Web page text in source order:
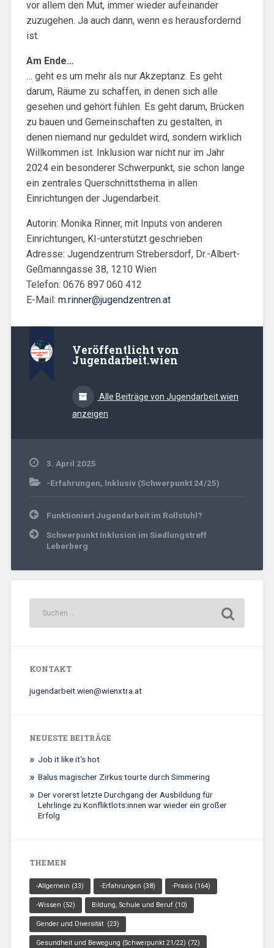
vor allem den Mut, immer wieder aufeinander
zuzugehen. Ja auch dann, wenn es herausfordernd
ist.
Am Ende…
… geht es um mehr als nur Akzeptanz. Es geht
darum, Räume zu schaffen, in denen sich alle
gesehen und gehört fühlen. Es geht darum, Brücken
zu bauen und Gemeinschaften zu gestalten, in
denen niemand nur geduldet wird, sondern wirklich
Willkommen ist. Inklusion war nicht nur im Jahr
2024 ein besonderer Schwerpunkt, sie schon lange
ein zentrales Querschnittsthema in allen
Einrichtungen der Jugendarbeit.
Autorin: Monika Rinner, mit Inputs von anderen
Einrichtungen, KI-unterstützt geschrieben
Adresse: Jugendzentrum Strebersdorf, Dr.-Albert-
Geßmanngasse 38, 1210 Wien
Telefon: 0676 897 060 412
E-Mail: m.rinner@jugendzentren.at
Veröffentlicht von
Jugendarbeit.wien
Alle Beiträge von Jugendarbeit.wien
anzeigen
3. April 2025
-Erfahrungen, Inklusiv (Schwerpunkt 24/25)
Beitrags-
Navigation
Funktioniert Jugendarbeit im Rollstuhl?
Schwerpunkt Inklusion im Siedlungstreff
Leberberg
KONTAKT
jugendarbeit.wien@wienxtra.at
NEUESTE BEITRÄGE
Job it like it‘s hot
Balus magischer Zirkus tourte durch Simmering
Der vorerst letzte Durchgang der Ausbildung für
Lehrlinge zu Konfliktlots:innen war wieder ein großer
Erfolg
THEMEN
-Allgemein (33) -Erfahrungen (38) -Praxis(164)
-Wissen (52) Bildung, Schule und Beruf(10)
Gender und Diversität (23)
Gesundheit und Bewegung (Schwerpunkt 21/22) (72)